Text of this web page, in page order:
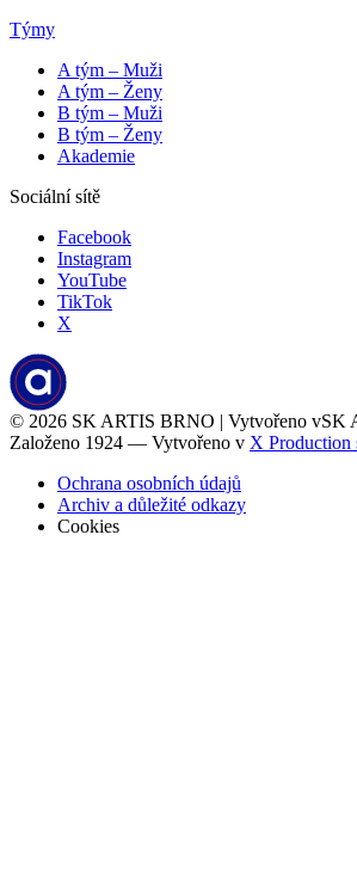
Týmy
A tým – Muži
A tým – Ženy
B tým – Muži
B tým – Ženy
Akademie
Sociální sítě
Facebook
Instagram
YouTube
TikTok
X
© 2026 SK ARTIS BRNO | Vytvořeno vSK
Založeno 1924 — Vytvořeno v X Production
Ochrana osobních údajů
Archiv a důležité odkazy
Cookies